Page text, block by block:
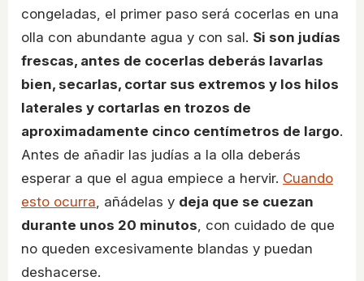
congeladas, el primer paso será cocerlas en una
olla con abundante agua y con sal. Si son judías
frescas, antes de cocerlas deberás lavarlas
bien, secarlas, cortar sus extremos y los hilos
laterales y cortarlas en trozos de
aproximadamente cinco centímetros de largo.
Antes de añadir las judías a la olla deberás
esperar a que el agua empiece a hervir. Cuando
esto ocurra, añádelas y deja que se cuezan
durante unos 20 minutos, con cuidado de que
no queden excesivamente blandas y puedan
deshacerse.